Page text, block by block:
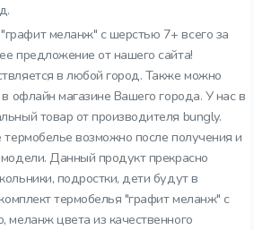
меланж" с шерстью 7+ всего за
предложение от нашего сайта!
в любой город. Также можно
офлайн магазине Вашего города. У нас в
товар от производителя bungly.
термобелье возможно после получения и
Данный продукт прекрасно
подростки, дети будут в
термобелья "графит меланж" с
меланж цвета из качественного